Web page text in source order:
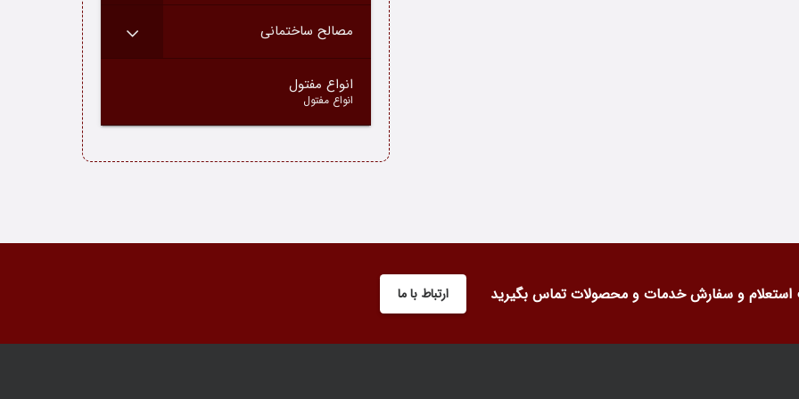
مصالح ساختمانی
انواع مفتول
انواع مفتول
و سفارش خدمات و محصولات تماس بگیرید ارتباط با ما